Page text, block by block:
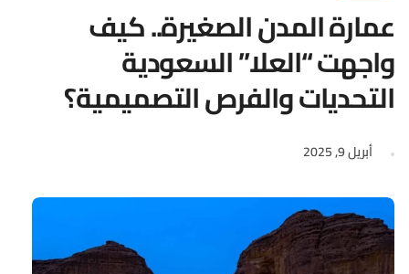
عمارة المدن الصغيرة.. كيف
واجهت “العلا” السعودية
التحديات والفرص التصميمية؟
أبريل 9, 2025